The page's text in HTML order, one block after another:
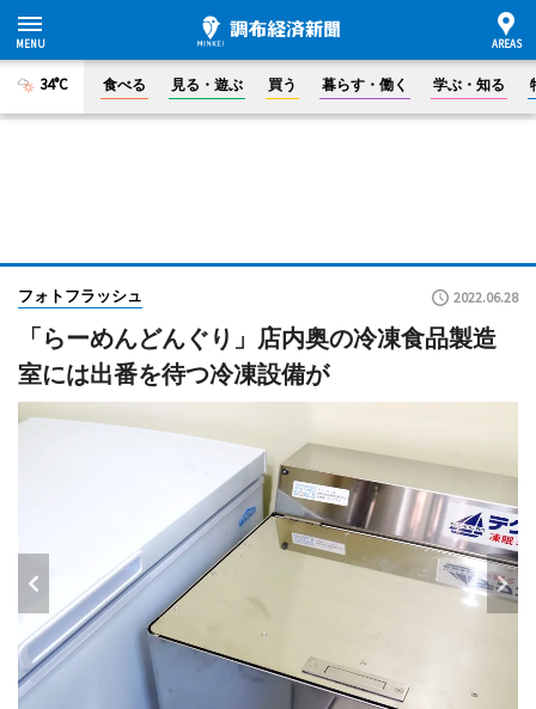
34°C 食べる 見る・遊ぶ 買う 暮らす・働く 学ぶ・知る
フォトフラッシュ 2022.06.28
「らーめんどんぐり」店内奥の冷凍食品製造
室には出番を待つ冷凍設備が